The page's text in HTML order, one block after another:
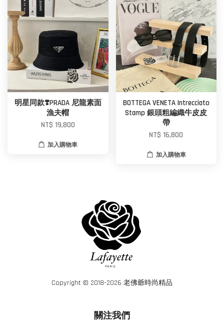
明星同款❣️PRADA 尼龍素面
漁夫帽
NT$ 19,800
加入購物車
BOTTEGA VENETA Intrecciato
Stamp 銀頭粗編織牛皮皮
帶
NT$ 16,800
加入購物車
Copyright © 2018-2026 老佛爺時尚精品
關注我們